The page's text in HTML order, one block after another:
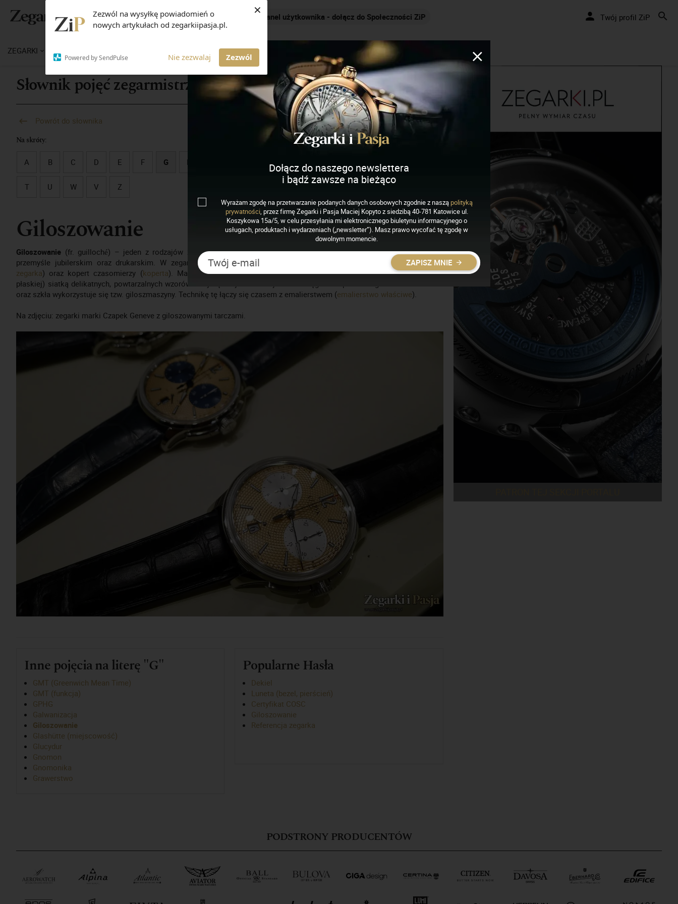
Zezwól na wysyłkę powiadomień o
nowych artykułach od zegarkiipasja.pl.
Powered by SendPulse Nie zezwalaj Zezwól
×
Panel użytkownika - dołącz do Społeczności ZiP Nakręcamy pozytywnie... cały czas! Twój profil ZiP
ZEGARKI MAGAZYN ZEGARKI I PASJA
Słownik pojęć zegarmistrzowskich
Powrót do słownika
Na skróty:
A B C D E F G H L M
T U W V Z
Giloszowanie
Giloszowanie (fr. guilloché) – jeden z rodzajów zdobnictwa. Dzisiaj najczęściej maszynowe. Technika wykorzystywana w
przemyśle jubilerskim oraz drukarskim. W zegarmistrzostwie wykorzystywana w procesie produkcji cyferblatów (tarcza
zegarka) oraz kopert czasomierzy (koperta). Maszynowe grawerowanie, odciskanie, pokrywanie powierzchni (najczęściej
płaskiej) siatką delikatnych, powtarzalnych wzorów - najczęściej kombinacji linii i okręgów. W procesie giloszowania metali
oraz szkła wykorzystuje się tzw. giloszmaszyny. Technikę tę łączy się czasem z emalierstwem (emalierstwo właściwe).
Na zdjęciu: zegarki marki Czapek Geneve z giloszowanymi tarczami.
Inne pojęcia na literę "G"
GMT (Greenwich Mean Time)
GMT (funkcja)
GPHG
Galwanizacja
Giloszowanie
Glashütte (miejscowość)
Glucydur
Gnomon
Gnomonika
Grawerstwo
Popularne Hasła
Dekiel
Luneta (bezel, pierścień)
Certyfikat COSC
Giloszowanie
Referencja zegarka
PODSTRONY PRODUCENTÓW
Dołącz do naszego newslettera
i bądź zawsze na bieżąco
Wyrażam zgodę na przetwarzanie podanych danych osobowych zgodnie z naszą polityką
prywatności, przez firmę Zegarki i Pasja Maciej Kopyto z siedzibą 40-781 Katowice ul.
Koszykowa 15a/5, w celu przesyłania mi elektronicznego biuletynu informacyjnego o
usługach, produktach i wydarzeniach („newsletter”). Masz prawo wycofać tę zgodę w
dowolnym momencie.
ZAPISZ MNIE